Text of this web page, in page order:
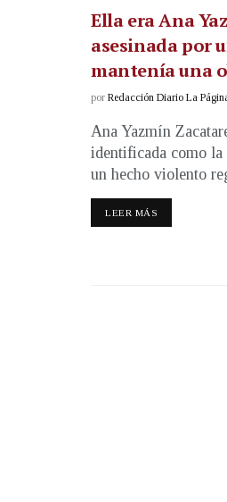
Ella era Ana
asesinada por
mantenía una
por Redacción Diario La
Ana Yazmín
identificada como
un hecho violento
LEER MÁS